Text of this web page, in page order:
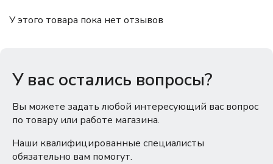
У этого товара пока нет отзывов
У вас остались вопросы?
Вы можете задать любой интересующий вас вопрос
по товару или работе магазина.
Наши квалифицированные специалисты
обязательно вам помогут.